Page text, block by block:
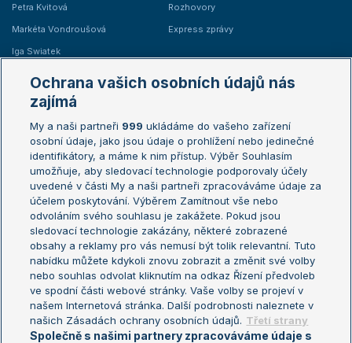
Petra Kvitová
Markéta Vondroušová
Iga Swiatek
Rozhovory
Express zprávy
Žebříčky
Žebříček ATP (muži)
Žebříček WTA (ženy)
Sázkařský žebříček
Australian Open
French Open
Wimbledon
US Open
Turnaj mistrů
Turnaj mistryň
Aktualní trendy
Fotbalové přestupy
Livesport Daily
LS Prague Open
Ochrana vašich osobních údajů nás
zajímá
My a naši partneři 999 ukládáme do vašeho zařízení
osobní údaje, jako jsou údaje o prohlížení nebo jedinečné
identifikátory, a máme k nim přístup. Výběr Souhlasím
umožňuje, aby sledovací technologie podporovaly účely
uvedené v části My a naši partneři zpracováváme údaje za
účelem poskytování. Výběrem Zamítnout vše nebo
odvoláním svého souhlasu je zakážete. Pokud jsou
sledovací technologie zakázány, některé zobrazené
obsahy a reklamy pro vás nemusí být tolik relevantní. Tuto
nabídku můžete kdykoli znovu zobrazit a změnit své volby
nebo souhlas odvolat kliknutím na odkaz Řízení předvoleb
ve spodní části webové stránky. Vaše volby se projeví v
našem Internetová stránka. Další podrobnosti naleznete v
našich Zásadách ochrany osobních údajů. Třetí strany
Společně s našimi partnery zpracováváme údaje s